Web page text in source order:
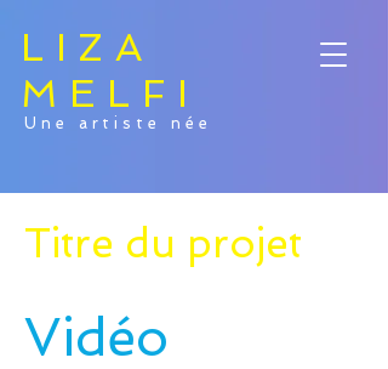
LIZA
MELFI
Une artiste née
Titre du projet
Vidéo